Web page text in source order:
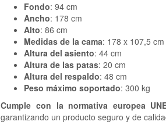
Fondo: 94 cm
Ancho: 178 cm
Alto: 86 cm
Medidas de la cama: 178 x 107,5 cm
Altura del asiento: 44 cm
Altura de las patas: 20 cm
Altura del respaldo: 48 cm
Peso máximo soportado: 300 kg
Cumple con la normativa europea
garantizando un producto seguro y de